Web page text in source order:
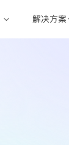
解决方案